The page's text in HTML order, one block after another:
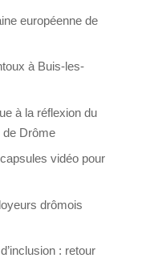
européenne de
à Buis-les-
à la réflexion du
de Drôme
vidéo pour
drômois
: retour